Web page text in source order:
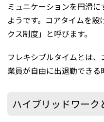
ミュニケーションを円滑
ようです。コアタイムを
クス制度」と呼びます。
フレキシブルタイムとは
業員が自由に出退勤できる
ハイブリッドワーク